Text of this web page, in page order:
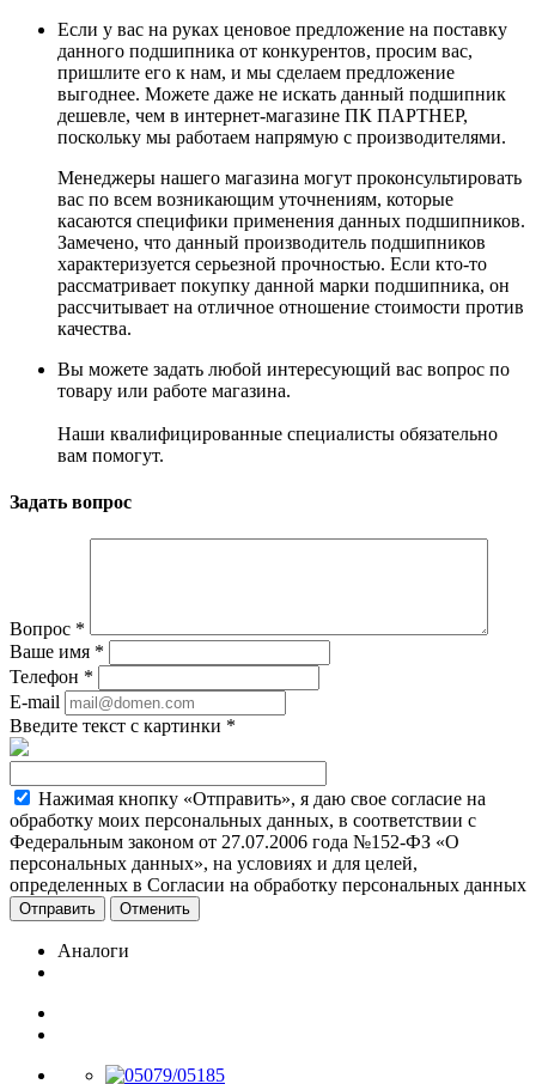
Если у вас на руках ценовое предложение на поставку
данного подшипника от конкурентов, просим вас,
пришлите его к нам, и мы сделаем предложение
выгоднее. Можете даже не искать данный подшипник
дешевле, чем в интернет-магазине ПК ПАРТНЕР,
поскольку мы работаем напрямую с производителями.
Менеджеры нашего магазина могут проконсультировать
вас по всем возникающим уточнениям, которые
касаются специфики применения данных подшипников.
Замечено, что данный производитель подшипников
характеризуется серьезной прочностью. Если кто-то
рассматривает покупку данной марки подшипника, он
рассчитывает на отличное отношение стоимости против
качества.
Вы можете задать любой интересующий вас вопрос по
товару или работе магазина.
Наши квалифицированные специалисты обязательно
вам помогут.
Задать вопрос
Вопрос *
Ваше имя *
Телефон *
E-mail
Введите текст с картинки *
Нажимая кнопку «Отправить», я даю свое согласие на
обработку моих персональных данных, в соответствии с
Федеральным законом от 27.07.2006 года №152-ФЗ «О
персональных данных», на условиях и для целей,
определенных в Согласии на обработку персональных данных
Отменить
Аналоги